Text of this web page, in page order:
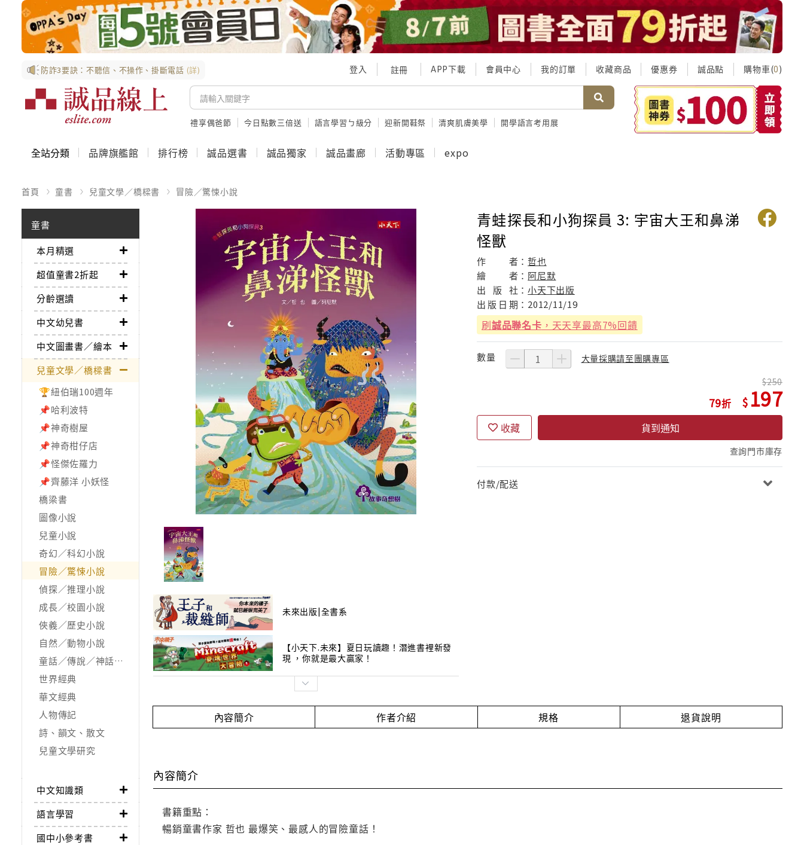
防詐3要訣：不聽信、不操作、掛斷電話 (詳) 登入 註冊 APP下載 會員中心 我的訂單 收藏商品 優惠券 誠品點 購物車(0)
禮享偶爸節 今日點數三倍送 語言學習ㄅ級分 迎新開鞋祭 清爽肌膚美學 開學語言考用展
全站分類 品牌旗艦館 排行榜 誠品選書 誠品獨家 誠品畫廊 活動專區 expo
首頁 童書 兒童文學／橋樑書 冒險／驚悚小說
童書
本月精選
超值童書2折起
分齡選讀
中文幼兒書
中文圖畫書／繪本
兒童文學／橋樑書
🏆紐伯瑞100週年
📌哈利波特
📌神奇樹屋
📌神奇柑仔店
📌怪傑佐羅力
📌齊藤洋 小妖怪
橋梁書
圖像小說
兒童小說
奇幻／科幻小說
冒險／驚悚小說
偵探／推理小說
成長／校園小說
俠義／歷史小說
自然／動物小說
童話／傳說／神話／寓言
世界經典
華文經典
人物傳記
詩、韻文、散文
兒童文學研究
中文知識類
語言學習
國中小參考書
未來出版|全書系
【小天下.未來】夏日玩讀趣！潛進書裡新發
現 ，你就是最大贏家！
青蛙探長和小狗探員 3: 宇宙大王和鼻涕
怪獸
作 者：哲也
繪
者： 阿尼默
出
版 社：小天下出版
出 版 日 期： 2012/11/19
刷誠品聯名卡 ，天天享最高7%回饋
數量 大量採購請至團購專區
79
250
197
收藏 貨到通知
查詢門市庫存
付款/配送
內容簡介 作者介紹 規格 退貨說明
內容簡介
書籍重點：
暢銷童書作家 哲也 最爆笑、最感人的冒險童話！